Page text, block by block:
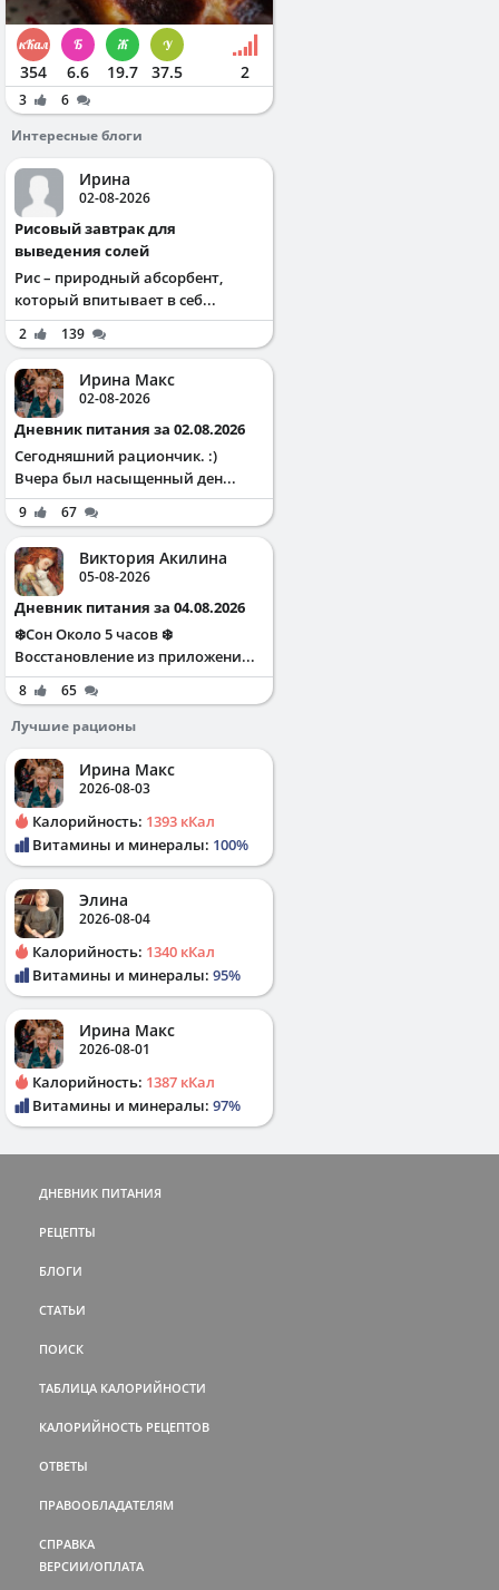
354 6.6 19.7 37.5 2
3
6
Интересные блоги
Ирина
02-08-2026
Рисовый завтрак для
выведения солей
Рис – природный абсорбент,
который впитывает в себ...
2 139
Ирина Макс
02-08-2026
Дневник питания за 02.08.2026
Сегодняшний рациончик. :)
Вчера был насыщенный ден...
9 67
Виктория Акилина
05-08-2026
Дневник питания за 04.08.2026
❄️Сон Около 5 часов ❄️
Восстановление из приложени...
8
65
Лучшие рационы
Ирина Макс
2026-08-03
Калорийность: 1393 кКал
Витамины и минералы: 100%
Элина
2026-08-04
Калорийность: 1340 кКал
Витамины и минералы: 95%
Ирина Макс
2026-08-01
Калорийность: 1387 кКал
Витамины и минералы: 97%
ДНЕВНИК ПИТАНИЯ
РЕЦЕПТЫ
БЛОГИ
СТАТЬИ
ПОИСК
ТАБЛИЦА КАЛОРИЙНОСТИ
КАЛОРИЙНОСТЬ РЕЦЕПТОВ
ОТВЕТЫ
ПРАВООБЛАДАТЕЛЯМ
СПРАВКА
ВЕРСИИ/ОПЛАТА